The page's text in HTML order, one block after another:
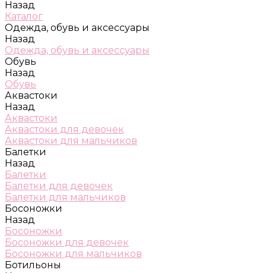
Назад
Каталог
Одежда, обувь и аксессуары
Назад
Одежда, обувь и аксессуары
Обувь
Назад
Обувь
Аквастоки
Назад
Аквастоки
Аквастоки для девочек
Аквастоки для мальчиков
Балетки
Назад
Балетки
Балетки для девочек
Балетки для мальчиков
Босоножки
Назад
Босоножки
Босоножки для девочек
Босоножки для мальчиков
Ботильоны